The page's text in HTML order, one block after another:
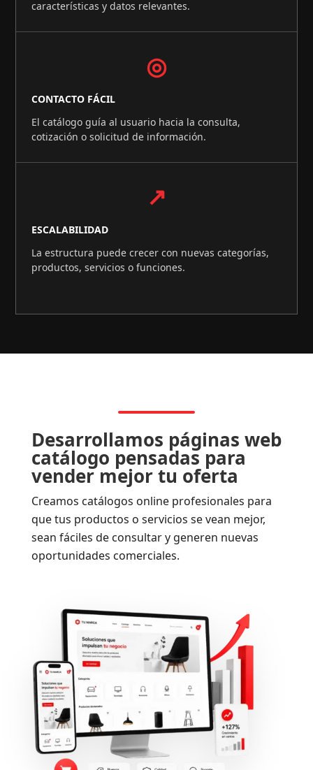
características y datos relevantes.
◎
CONTACTO FÁCIL
El catálogo guía al usuario hacia la consulta,
cotización o solicitud de información.
↗
ESCALABILIDAD
La estructura puede crecer con nuevas categorías,
productos, servicios o funciones.
Desarrollamos páginas web
catálogo pensadas para
vender mejor tu oferta
Creamos catálogos online profesionales para
que tus productos o servicios se vean mejor,
sean fáciles de consultar y generen nuevas
oportunidades comerciales.